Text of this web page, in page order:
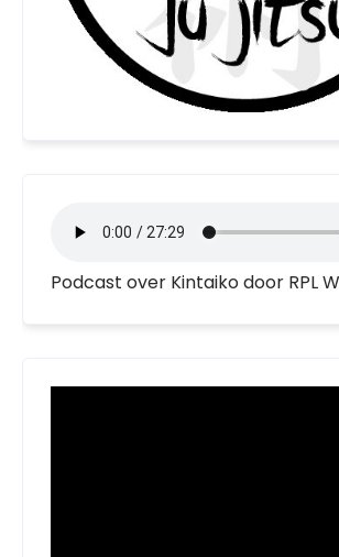
Podcast over Kintaiko door RPL